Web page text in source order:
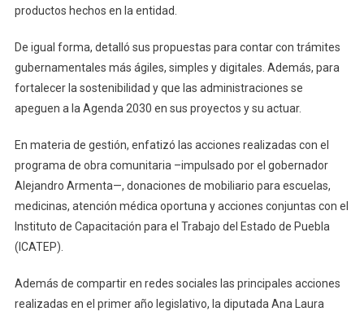
productos hechos en la entidad.
De igual forma, detalló sus propuestas para contar con trámites
gubernamentales más ágiles, simples y digitales. Además, para
fortalecer la sostenibilidad y que las administraciones se
apeguen a la Agenda 2030 en sus proyectos y su actuar.
En materia de gestión, enfatizó las acciones realizadas con el
programa de obra comunitaria –impulsado por el gobernador
Alejandro Armenta—, donaciones de mobiliario para escuelas,
medicinas, atención médica oportuna y acciones conjuntas con el
Instituto de Capacitación para el Trabajo del Estado de Puebla
(ICATEP).
Además de compartir en redes sociales las principales acciones
realizadas en el primer año legislativo, la diputada Ana Laura